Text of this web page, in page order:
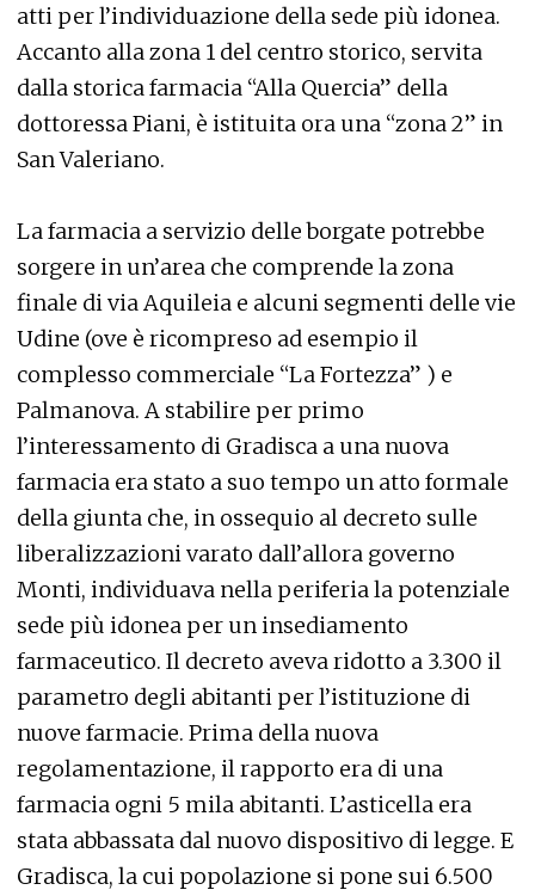
atti per l’individuazione della sede più idonea.
Accanto alla zona 1 del centro storico, servita
dalla storica farmacia “Alla Quercia” della
dottoressa Piani, è istituita ora una “zona 2” in
San Valeriano.
La farmacia a servizio delle borgate potrebbe
sorgere in un’area che comprende la zona
finale di via Aquileia e alcuni segmenti delle vie
Udine (ove è ricompreso ad esempio il
complesso commerciale “La Fortezza” ) e
Palmanova. A stabilire per primo
l’interessamento di Gradisca a una nuova
farmacia era stato a suo tempo un atto formale
della giunta che, in ossequio al decreto sulle
liberalizzazioni varato dall’allora governo
Monti, individuava nella periferia la potenziale
sede più idonea per un insediamento
farmaceutico. Il decreto aveva ridotto a 3.300 il
parametro degli abitanti per l’istituzione di
nuove farmacie. Prima della nuova
regolamentazione, il rapporto era di una
farmacia ogni 5 mila abitanti. L’asticella era
stata abbassata dal nuovo dispositivo di legge. E
Gradisca, la cui popolazione si pone sui 6.500